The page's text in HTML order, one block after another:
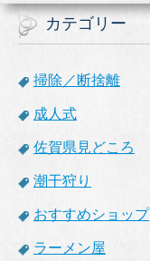
カテゴリー
掃除／断捨離
成人式
佐賀県見どころ
潮干狩り
おすすめショップ
ラーメン屋